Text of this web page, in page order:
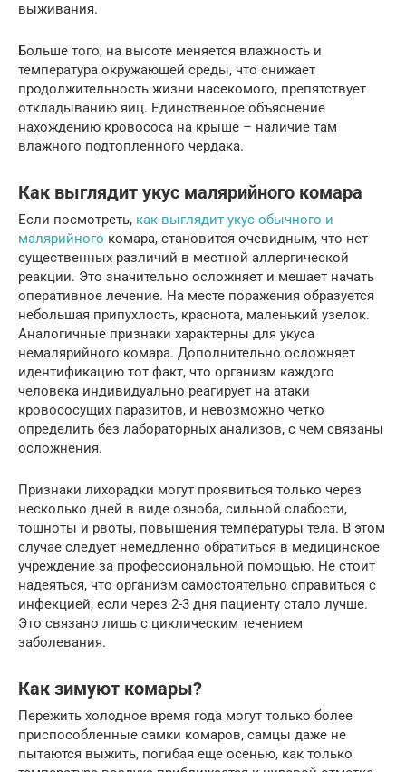
выживания.
Больше того, на высоте меняется влажность и
температура окружающей среды, что снижает
продолжительность жизни насекомого, препятствует
откладыванию яиц. Единственное объяснение
нахождению кровососа на крыше – наличие там
влажного подтопленного чердака.
Как выглядит укус малярийного комара
Если посмотреть, как выглядит укус обычного и
малярийного комара, становится очевидным, что нет
существенных различий в местной аллергической
реакции. Это значительно осложняет и мешает начать
оперативное лечение. На месте поражения образуется
небольшая припухлость, краснота, маленький узелок.
Аналогичные признаки характерны для укуса
немалярийного комара. Дополнительно осложняет
идентификацию тот факт, что организм каждого
человека индивидуально реагирует на атаки
кровососущих паразитов, и невозможно четко
определить без лабораторных анализов, с чем связаны
осложнения.
Признаки лихорадки могут проявиться только через
несколько дней в виде озноба, сильной слабости,
тошноты и рвоты, повышения температуры тела. В этом
случае следует немедленно обратиться в медицинское
учреждение за профессиональной помощью. Не стоит
надеяться, что организм самостоятельно справиться с
инфекцией, если через 2-3 дня пациенту стало лучше.
Это связано лишь с циклическим течением
заболевания.
Как зимуют комары?
Пережить холодное время года могут только более
приспособленные самки комаров, самцы даже не
пытаются выжить, погибая еще осенью, как только